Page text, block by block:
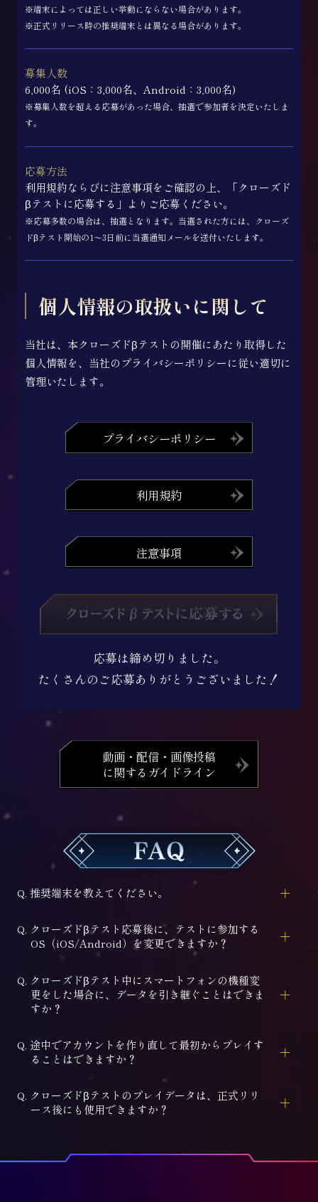
※端末によっては正しい挙動にならない場合があります。
※正式リリース時の推奨端末とは異なる場合があります。
募集人数
6,000名 (iOS：3,000名、Android：3,000名)
※募集人数を超える応募があった場合、抽選で参加者を決定いたしま
す。
応募方法
利用規約ならびに注意事項をご確認の上、「クローズド
βテストに応募する」よりご応募ください。
※応募多数の場合は、抽選となります。当選された方には、クローズ
ドβテスト開始の1～3日前に当選通知メールを送付いたします。
個人情報の取扱いに関して
当社は、本クローズドβテストの開催にあたり取得した
個人情報を、当社のプライバシーポリシーに従い適切に
管理いたします。
プライバシーポリシー
利用規約
注意事項
応募は締め切りました。
たくさんのご応募ありがとうございました！
動画・配信・画像投稿
に関するガイドライン
Q. 推奨端末を教えてください。
Q. クローズドβテスト応募後に、テストに参加する
OS（iOS/Android）を変更できますか？
Q. クローズドβテスト中にスマートフォンの機種変
更をした場合に、データを引き継ぐことはできま
すか？
Q. 途中でアカウントを作り直して最初からプレイす
ることはできますか？
Q. クローズドβテストのプレイデータは、正式リリ
ース後にも使用できますか？